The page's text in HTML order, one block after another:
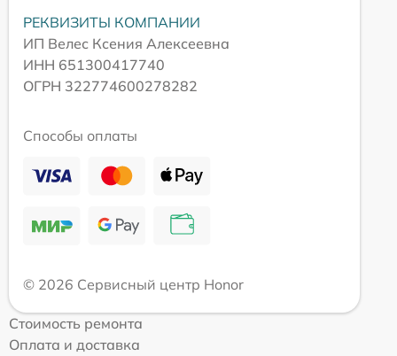
РЕКВИЗИТЫ КОМПАНИИ
ИП Велес Ксения Алексеевна
ИНН 651300417740
ОГРН 322774600278282
Способы оплаты
© 2026 Сервисный центр Honor
Стоимость ремонта
Оплата и доставка